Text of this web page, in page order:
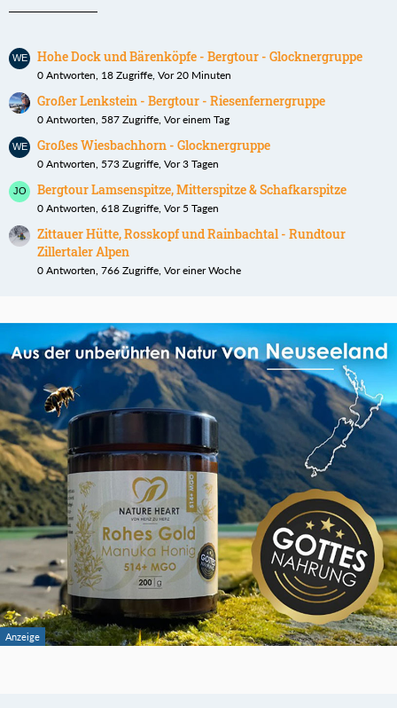
Hohe Dock und Bärenköpfe - Bergtour - Glocknergruppe
0 Antworten, 18 Zugriffe, Vor 20 Minuten
Großer Lenkstein - Bergtour - Riesenfernergruppe
0 Antworten, 587 Zugriffe, Vor einem Tag
Großes Wiesbachhorn - Glocknergruppe
0 Antworten, 573 Zugriffe, Vor 3 Tagen
Bergtour Lamsenspitze, Mitterspitze & Schafkarspitze
0 Antworten, 618 Zugriffe, Vor 5 Tagen
Zittauer Hütte, Rosskopf und Rainbachtal - Rundtour
Zillertaler Alpen
0 Antworten, 766 Zugriffe, Vor einer Woche